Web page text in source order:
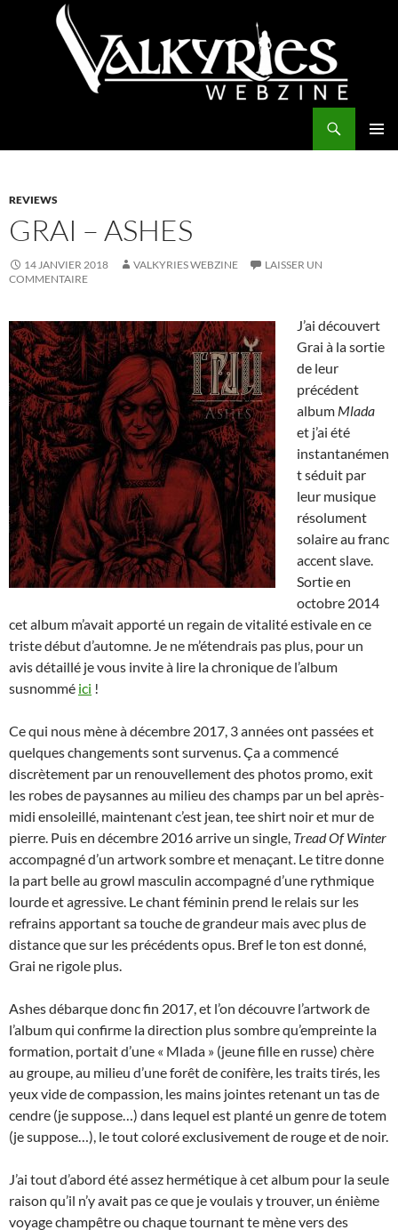
REVIEWS
GRAI – ASHES
14 JANVIER 2018 VALKYRIES WEBZINE
LAISSER UN
COMMENTAIRE
J’ai découvert
Grai à la sortie
de leur
précédent
album Mlada
et j’ai été
instantanémen
t séduit par
leur musique
résolument
solaire au franc
accent slave.
Sortie en
octobre 2014
cet album m’avait apporté un regain de vitalité estivale en ce
triste début d’automne. Je ne m’étendrais pas plus, pour un
avis détaillé je vous invite à lire la chronique de l’album
susnommé ici !
Ce qui nous mène à décembre 2017, 3 années ont passées et
quelques changements sont survenus. Ça a commencé
discrètement par un renouvellement des photos promo, exit
les robes de paysannes au milieu des champs par un bel après-
midi ensoleillé, maintenant c’est jean, tee shirt noir et mur de
pierre. Puis en décembre 2016 arrive un single, Tread Of Winter
accompagné d’un artwork sombre et menaçant. Le titre donne
la part belle au growl masculin accompagné d’une rythmique
lourde et agressive. Le chant féminin prend le relais sur les
refrains apportant sa touche de grandeur mais avec plus de
distance que sur les précédents opus. Bref le ton est donné,
Grai ne rigole plus.
Ashes débarque donc fin 2017, et l’on découvre l’artwork de
l’album qui confirme la direction plus sombre qu’empreinte la
formation, portait d’une « Mlada » (jeune fille en russe) chère
au groupe, au milieu d’une forêt de conifère, les traits tirés, les
yeux vide de compassion, les mains jointes retenant un tas de
cendre (je suppose…) dans lequel est planté un genre de totem
(je suppose…), le tout coloré exclusivement de rouge et de noir.
J’ai tout d’abord été assez hermétique à cet album pour la seule
raison qu’il n’y avait pas ce que je voulais y trouver, un énième
voyage champêtre ou chaque tournant te mène vers des